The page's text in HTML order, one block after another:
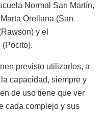
Normal San Martín,
Orellana (San
y el
previsto utilizarlos, a
capacidad, siempre y
de uso tiene que ver
cada complejo y sus